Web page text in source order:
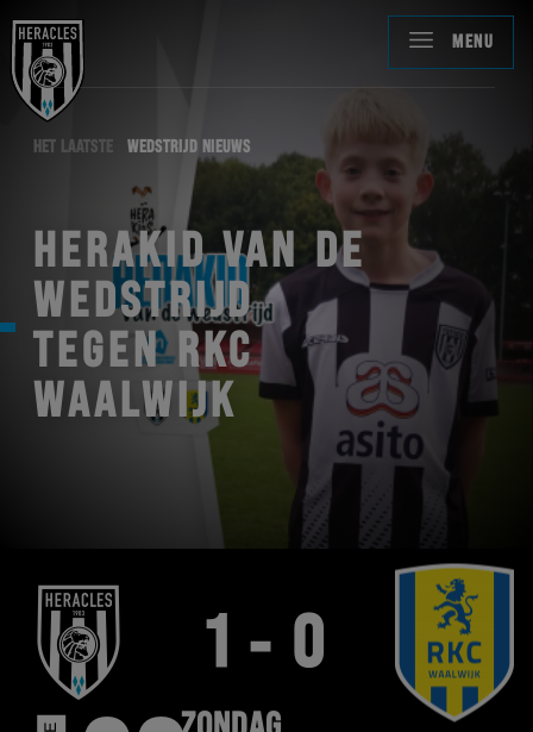
MENU
HET LAATSTE WEDSTRIJD NIEUWS
HERAKID VAN DE
WEDSTRIJD
TEGEN RKC
WAALWIJK
1 - 0